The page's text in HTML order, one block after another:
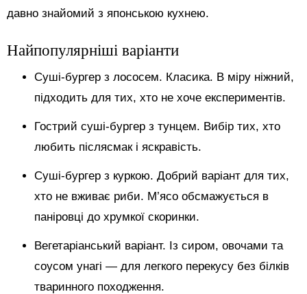
давно знайомий з японською кухнею.
Найпопулярніші варіанти
Суші-бургер з лососем. Класика. В міру ніжний,
підходить для тих, хто не хоче експериментів.
Гострий суші-бургер з тунцем. Вибір тих, хто
любить післясмак і яскравість.
Суші-бургер з куркою. Добрий варіант для тих,
хто не вживає риби. М’ясо обсмажується в
паніровці до хрумкої скоринки.
Вегетаріанський варіант. Із сиром, овочами та
соусом унагі — для легкого перекусу без білків
тваринного походження.